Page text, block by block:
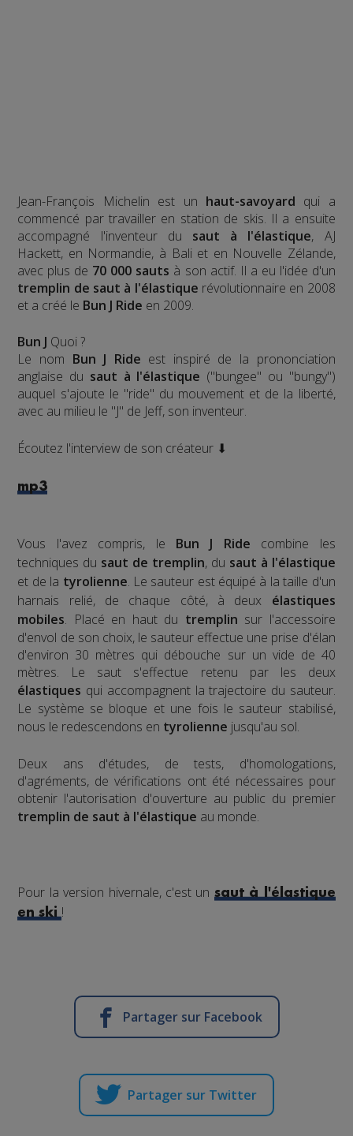
Jean-François Michelin est un haut-savoyard qui a
commencé par travailler en station de skis. Il a ensuite
accompagné l'inventeur du saut à l'élastique, AJ
Hackett, en Normandie, à Bali et en Nouvelle Zélande,
avec plus de 70 000 sauts à son actif. Il a eu l'idée d'un
tremplin de saut à l'élastique révolutionnaire en 2008
et a créé le Bun J Ride en 2009.
Bun J Quoi ?
Le nom Bun J Ride est inspiré de la prononciation
anglaise du saut à l'élastique ("bungee" ou "bungy")
auquel s'ajoute le "ride" du mouvement et de la liberté,
avec au milieu le "J" de Jeff, son inventeur.
Écoutez l'interview de son créateur ⬇
mp3
Vous l'avez compris, le Bun J Ride combine les
techniques du saut de tremplin, du saut à l'élastique
et de la tyrolienne. Le sauteur est équipé à la taille d'un
harnais relié, de chaque côté, à deux élastiques
mobiles. Placé en haut du tremplin sur l'accessoire
d'envol de son choix, le sauteur effectue une prise d'élan
d'environ 30 mètres qui débouche sur un vide de 40
mètres. Le saut s'effectue retenu par les deux
élastiques qui accompagnent la trajectoire du sauteur.
Le système se bloque et une fois le sauteur stabilisé,
nous le redescendons en tyrolienne jusqu'au sol.
​Deux ans d'études, de tests, d'homologations,
d'agréments, de vérifications ont été nécessaires pour
obtenir l'autorisation d'ouverture au public du premier
tremplin de saut à l'élastique au monde.
Pour la version hivernale, c'est un saut à l'élastique
en ski !
Partager sur Facebook
Partager sur Twitter